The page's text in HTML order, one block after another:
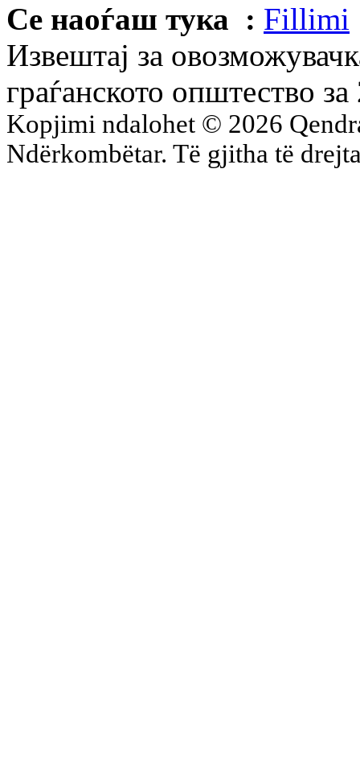
Се наоѓаш тука : Fillimi
Извештај за
граѓанското општество
Kopjimi ndalohet © 2026
Ndërkombëtar. Të gjitha të